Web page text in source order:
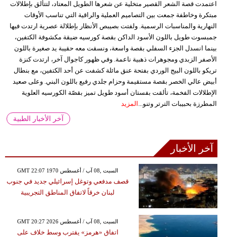
اعتمدت قصة الشعر القصير متخلية عن شعرها الطويل المعتاد، لتتألق بإطلالات
مبتكرة وخاطفة جمعت بين التصاميم العملية والراقية التي تناسب الأوقات
النهارية والمناسبات الرسمية. ولفتت بصيبص الأنظار بإطلالة عصرية ارتدت فيها
جمبسوت طويل باللون الأسود الداكن بقصة كورسيه ضيقة مكشوفة الكتفين،
بينما انسدل الجزء السفلي بقصة واسعة، ونسقت معه حقيبة يد صغيرة باللون
الأصفر الزبدي ومجوهرات ذهبية ناعمة. وفي ظهور كاجوال آخر، ارتدت كنزة
تريكو باللون البيج الوردي بفتحة عنق مائلة كشفت عن أحد الكتفين، مع بنطال
أبيض عالي الخصر بقصة مستقيمة وحزام جلدي رفيع باللون البني. وعلى صعيد
الإطلالات الفخمة، تألقت بفستان أسود طويل تميز بقصّة الكورسيه العلوية
المطرزة بحبيبات الترتر وتنو... المزيد
آخر الأخبار الطبية
آخر الأخبار
GMT 22:07 1970 السبت ,08 آب / أغسطس
قصف مدفعي وتوغل إسرائيلي جديد في جنوب
لبنان خرقاً لاتفاق المناطق التجريبية
GMT 20:27 2026 السبت ,08 آب / أغسطس
اتفاق «هرمز» يقترب وسط خلاف على